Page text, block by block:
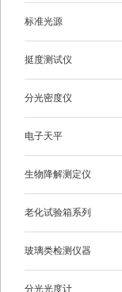
标准光源
挺度测试仪
分光密度仪
电子天平
生物降解测定仪
老化试验箱系列
玻璃类检测仪器
分光光度计